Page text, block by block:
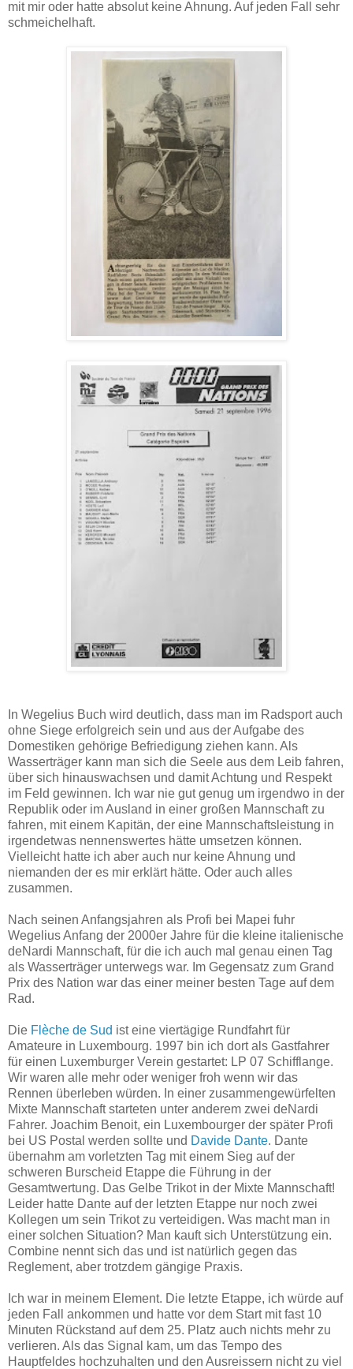
mit mir oder hatte absolut keine Ahnung. Auf jeden Fall sehr
schmeichelhaft.
In Wegelius Buch wird deutlich, dass man im Radsport auch
ohne Siege erfolgreich sein und aus der Aufgabe des
Domestiken gehörige Befriedigung ziehen kann. Als
Wasserträger kann man sich die Seele aus dem Leib fahren,
über sich hinauswachsen und damit Achtung und Respekt
im Feld gewinnen. Ich war nie gut genug um irgendwo in der
Republik oder im Ausland in einer großen Mannschaft zu
fahren, mit einem Kapitän, der eine Mannschaftsleistung in
irgendetwas nennenswertes hätte umsetzen können.
Vielleicht hatte ich aber auch nur keine Ahnung und
niemanden der es mir erklärt hätte. Oder auch alles
zusammen.
Nach seinen Anfangsjahren als Profi bei Mapei fuhr
Wegelius Anfang der 2000er Jahre für die kleine italienische
deNardi Mannschaft, für die ich auch mal genau einen Tag
als Wasserträger unterwegs war. Im Gegensatz zum Grand
Prix des Nation war das einer meiner besten Tage auf dem
Rad.
Die Flèche de Sud ist eine viertägige Rundfahrt für
Amateure in Luxembourg. 1997 bin ich dort als Gastfahrer
für einen Luxemburger Verein gestartet: LP 07 Schifflange.
Wir waren alle mehr oder weniger froh wenn wir das
Rennen überleben würden. In einer zusammengewürfelten
Mixte Mannschaft starteten unter anderem zwei deNardi
Fahrer. Joachim Benoit, ein Luxembourger der später Profi
bei US Postal werden sollte und Davide Dante. Dante
übernahm am vorletzten Tag mit einem Sieg auf der
schweren Burscheid Etappe die Führung in der
Gesamtwertung. Das Gelbe Trikot in der Mixte Mannschaft!
Leider hatte Dante auf der letzten Etappe nur noch zwei
Kollegen um sein Trikot zu verteidigen. Was macht man in
einer solchen Situation? Man kauft sich Unterstützung ein.
Combine nennt sich das und ist natürlich gegen das
Reglement, aber trotzdem gängige Praxis.
Ich war in meinem Element. Die letzte Etappe, ich würde auf
jeden Fall ankommen und hatte vor dem Start mit fast 10
Minuten Rückstand auf dem 25. Platz auch nichts mehr zu
verlieren. Als das Signal kam, um das Tempo des
Hauptfeldes hochzuhalten und den Ausreissern nicht zu viel